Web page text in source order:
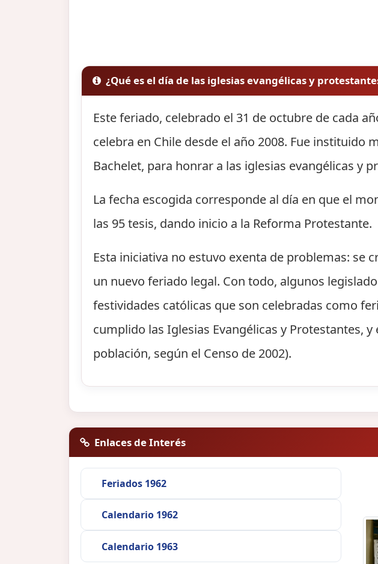
¿Qué es el día de las iglesias evangélicas y
Este feriado, celebrado el 31 de octubre de cada
celebra en Chile desde el año 2008. Fue instituido
Bachelet, para honrar a las iglesias evangélicas y
La fecha escogida corresponde al día en que el
las 95 tesis, dando inicio a la Reforma Protestante.
Esta iniciativa no estuvo exenta de problemas:
un nuevo feriado legal. Con todo, algunos
festividades católicas que son celebradas como
cumplido las Iglesias Evangélicas y Protestantes,
población, según el Censo de 2002).
Enlaces de Interés
Feriados 1962
Calendario 1962
Calendario 1963